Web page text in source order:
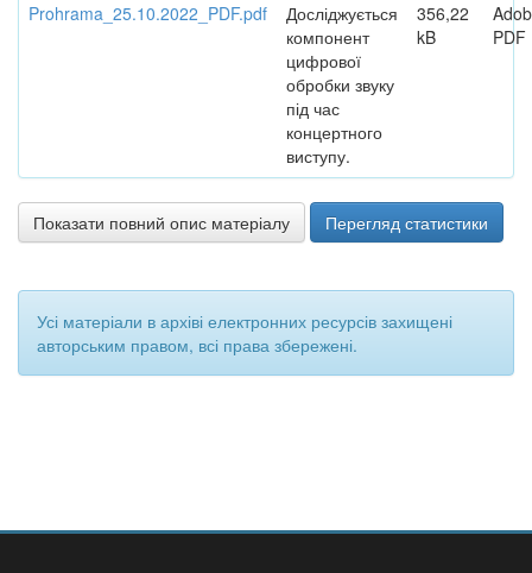
Prohrama_25.10.2022_PDF.pdf
Досліджується
компонент
цифрової
обробки звуку
під час
концертного
виступу.
356,22
kB
PDF
Показати повний опис матеріалу Перегляд статистики
Усі матеріали в архіві електронних ресурсів захищені
авторським правом, всі права збережені.